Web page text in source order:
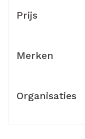
Prijs
Merken
Organisaties